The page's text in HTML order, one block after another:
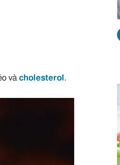
vàcholesterol .